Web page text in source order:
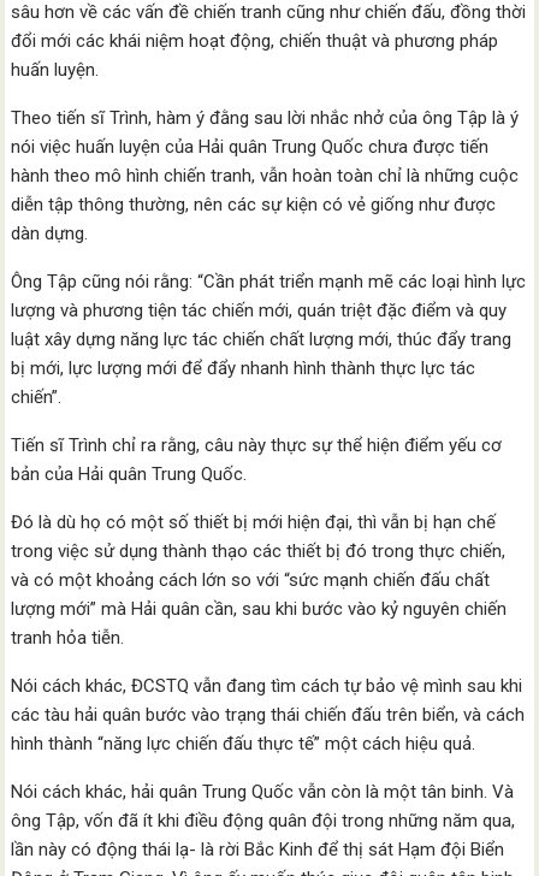
sâu hơn về các vấn đề chiến tranh cũng như chiến đấu, đồng thời
đổi mới các khái niệm hoạt động, chiến thuật và phương pháp
huấn luyện.
Theo tiến sĩ Trình, hàm ý đằng sau lời nhắc nhở của ông Tập là ý
nói việc huấn luyện của Hải quân Trung Quốc chưa được tiến
hành theo mô hình chiến tranh, vẫn hoàn toàn chỉ là những cuộc
diễn tập thông thường, nên các sự kiện có vẻ giống như được
dàn dựng.
Ông Tập cũng nói rằng: “Cần phát triển mạnh mẽ các loại hình lực
lượng và phương tiện tác chiến mới, quán triệt đặc điểm và quy
luật xây dựng năng lực tác chiến chất lượng mới, thúc đẩy trang
bị mới, lực lượng mới để đẩy nhanh hình thành thực lực tác
chiến”.
Tiến sĩ Trình chỉ ra rằng, câu này thực sự thể hiện điểm yếu cơ
bản của Hải quân Trung Quốc.
Đó là dù họ có một số thiết bị mới hiện đại, thì vẫn bị hạn chế
trong việc sử dụng thành thạo các thiết bị đó trong thực chiến,
và có một khoảng cách lớn so với “sức mạnh chiến đấu chất
lượng mới” mà Hải quân cần, sau khi bước vào kỷ nguyên chiến
tranh hỏa tiễn.
Nói cách khác, ĐCSTQ vẫn đang tìm cách tự bảo vệ mình sau khi
các tàu hải quân bước vào trạng thái chiến đấu trên biển, và cách
hình thành “năng lực chiến đấu thực tế” một cách hiệu quả.
Nói cách khác, hải quân Trung Quốc vẫn còn là một tân binh. Và
ông Tập, vốn đã ít khi điều động quân đội trong những năm qua,
lần này có động thái lạ- là rời Bắc Kinh để thị sát Hạm đội Biển